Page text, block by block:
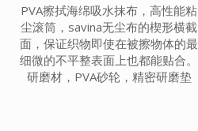
PVA擦拭海绵吸水抹布，高性能粘
尘滚筒，savina无尘布的楔形横截
面，保证织物即使在被擦物体的最
细微的不平整表面上也都能贴合。
研磨材，PVA砂轮，精密研磨垫